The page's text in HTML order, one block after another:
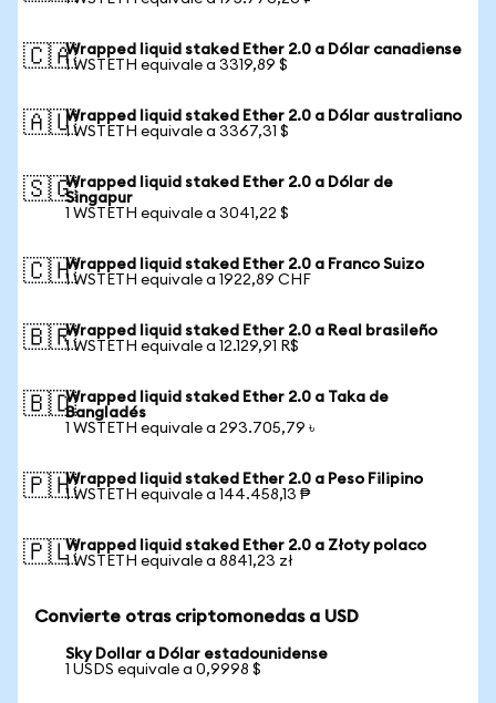
🇨🇦Wrapped liquid staked Ether 2.0 a Dólar canadiense
1 WSTETH equivale a 3319,89 $
🇦🇺Wrapped liquid staked Ether 2.0 a Dólar australiano
1 WSTETH equivale a 3367,31 $
🇸🇬Wrapped liquid staked Ether 2.0 a Dólar de
Singapur
1 WSTETH equivale a 3041,22 $
🇨🇭Wrapped liquid staked Ether 2.0 a Franco Suizo
1 WSTETH equivale a 1922,89 CHF
🇧🇷Wrapped liquid staked Ether 2.0 a Real brasileño
1 WSTETH equivale a 12.129,91 R$
🇧🇩Wrapped liquid staked Ether 2.0 a Taka de
Bangladés
1 WSTETH equivale a 293.705,79 ৳
🇵🇭Wrapped liquid staked Ether 2.0 a Peso Filipino
1 WSTETH equivale a 144.458,13 ₱
🇵🇱Wrapped liquid staked Ether 2.0 a Złoty polaco
1 WSTETH equivale a 8841,23 zł
Convierte otras criptomonedas a USD
Sky Dollar a Dólar estadounidense
1 USDS equivale a 0,9998 $